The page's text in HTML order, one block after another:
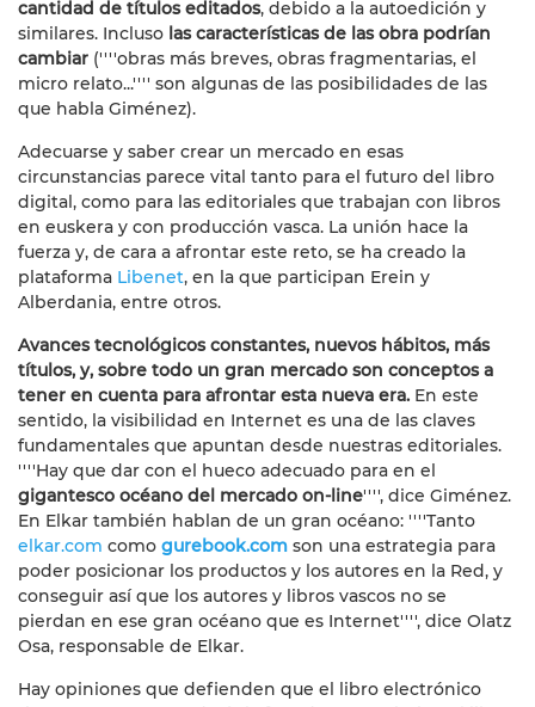
cantidad de títulos editados, debido a la autoedición y
similares. Incluso las características de las obra podrían
cambiar (''''obras más breves, obras fragmentarias, el
micro relato...'''' son algunas de las posibilidades de las
que habla Giménez).
Adecuarse y saber crear un mercado en esas
circunstancias parece vital tanto para el futuro del libro
digital, como para las editoriales que trabajan con libros
en euskera y con producción vasca. La unión hace la
fuerza y, de cara a afrontar este reto, se ha creado la
plataforma Libenet, en la que participan Erein y
Alberdania, entre otros.
Avances tecnológicos constantes, nuevos hábitos, más
títulos, y, sobre todo un gran mercado son conceptos a
tener en cuenta para afrontar esta nueva era. En este
sentido, la visibilidad en Internet es una de las claves
fundamentales que apuntan desde nuestras editoriales.
''''Hay que dar con el hueco adecuado para en el
gigantesco océano del mercado on-line'''', dice Giménez.
En Elkar también hablan de un gran océano: ''''Tanto
elkar.com como gurebook.com son una estrategia para
poder posicionar los productos y los autores en la Red, y
conseguir así que los autores y libros vascos no se
pierdan en ese gran océano que es Internet'''', dice Olatz
Osa, responsable de Elkar.
Hay opiniones que defienden que el libro electrónico